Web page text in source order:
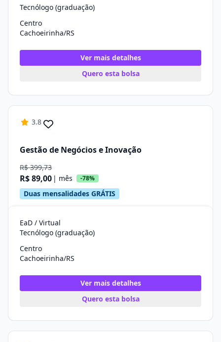
Tecnólogo (graduação)
Centro
Cachoeirinha/RS
Ver mais detalhes
Quero esta bolsa
3.8
Gestão de Negócios e Inovação
R$ 399,73
R$ 89,00 | mês -78%
Duas mensalidades GRÁTIS
EaD / Virtual
Tecnólogo (graduação)
Centro
Cachoeirinha/RS
Ver mais detalhes
Quero esta bolsa